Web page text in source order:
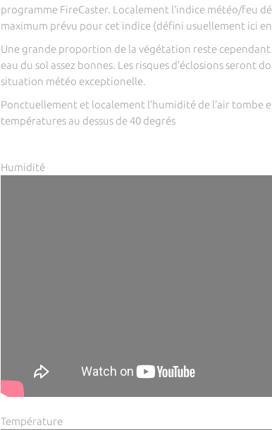
programme FireCaster. Localement l’indice météo/feu
maximum prévu pour cet indice (défini usuellement ici
Une grande proportion de la végétation reste cependant
eau du sol assez bonnes. Les risques d’éclosions seront
situation météo exceptionelle.
Ponctuellement et localement l’humidité de l’air tombe
températures au dessus de 40 degrés
Humidité
Température